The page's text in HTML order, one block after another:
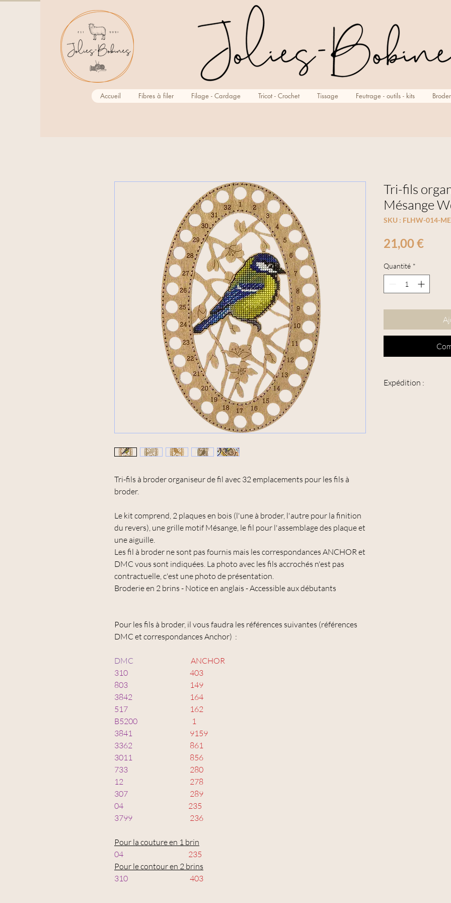
Accueil Fibres à filer Filage - Cardage Tricot - Crochet Tissage Feutrage - outils - kits
Tri-fils à broder organiseur de fil avec 32 emplacements pour les fils à
broder.
Le kit comprend, 2 plaques en bois (l'une à broder, l'autre pour la finition
du revers), une grille motif Mésange, le fil pour l'assemblage des plaque et
une aiguille.
Les fil à broder ne sont pas fournis mais les correspondances ANCHOR et
DMC vous sont indiquées. La photo avec les fils accrochés n'est pas
contractuelle, c'est une photo de présentation.
Broderie en 2 brins - Notice en anglais - Accessible aux débutants
Pour les fils à broder, il vous faudra les références suivantes (références
DMC et correspondances Anchor) :
DMC
ANCHOR
310
403
803
149
3842
164
517
162
B5200
1
3841
9159
3362
861
3011
856
733
280
12
278
307
289
04
235
3799
236
Pour la couture en 1 brin
04
235
Pour le contour en 2 brins
310
403
Tri-fils
Mésange
SKU : FLHW-014-
21,00 €Prix
Quantité *
Expédition :